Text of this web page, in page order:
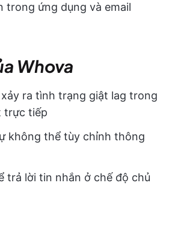
trong ứng dụng và email
Whova
ra tình trạng giật lag trong
trực tiếp
không thể tùy chỉnh thông
trả lời tin nhắn ở chế độ chủ